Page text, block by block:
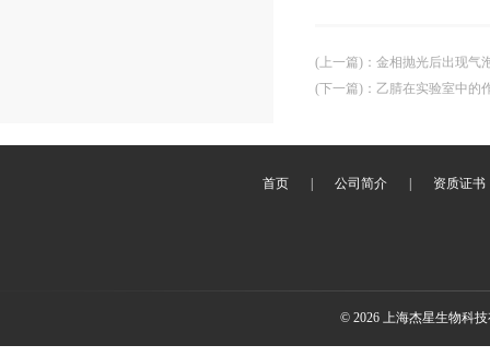
(上一篇) ： 金相抛光后出现气
(下一篇) ： 乙腈在实验室中的
首页 公司简介 资质证书
© 2026 上海杰星生物科